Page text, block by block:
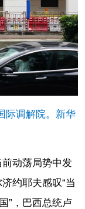
际调解院。新华
动荡局势中发
约耶夫感叹“当
”，巴西总统卢